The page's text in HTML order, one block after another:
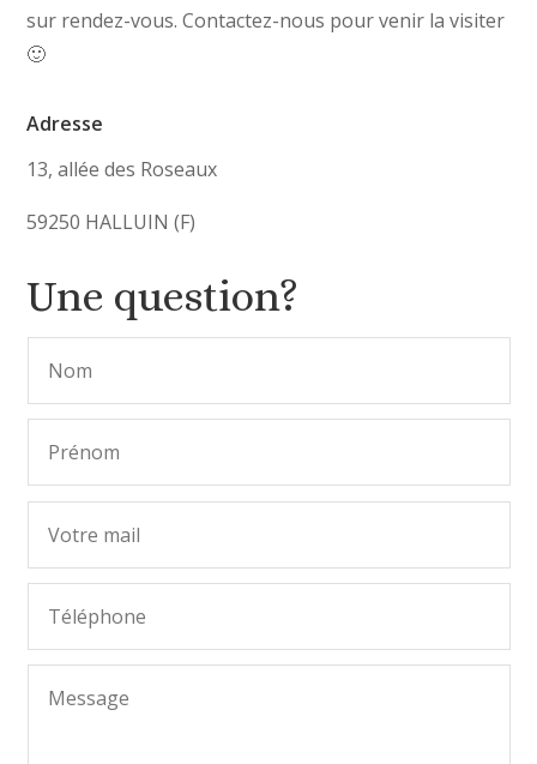
sur rendez-vous. Contactez-nous pour venir la visiter
🙂
Adresse
13, allée des Roseaux
59250 HALLUIN (F)
Une question?